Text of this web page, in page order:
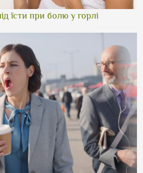
їсти при болю у горлі